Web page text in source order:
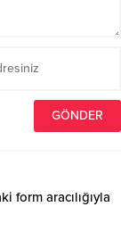
form aracılığıyla